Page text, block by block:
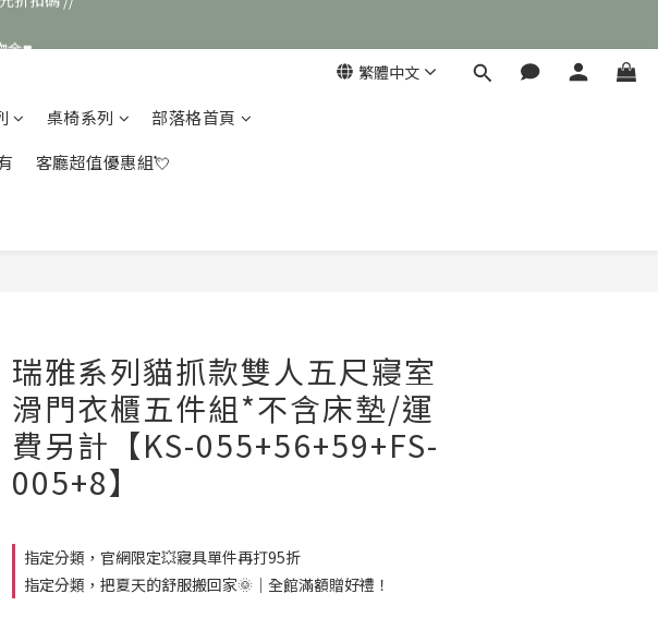
❣️
繁體中文
桌椅系列
部落格首頁
客廳超值優惠組💘
瑞雅系列貓抓款雙人五尺寢室
滑門衣櫃五件組*不含床墊/運
費另計【KS-055+56+59+FS-
005+8】
指定分類，官網限定💥寢具單件再打95折
指定分類，把夏天的舒服搬回家🌞｜全館滿額贈好禮！